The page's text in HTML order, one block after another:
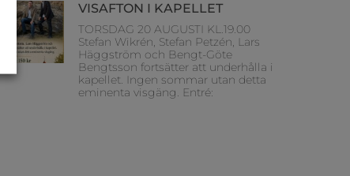
VISAFTON I KAPELLET
TORSDAG 20 AUGUSTI KL.19.00
Stefan Wikrén, Stefan Petzén, Lars
Häggström och Bengt-Göte
Bengtsson fortsätter att underhålla i
kapellet. Ingen sommar utan detta
eminenta visgäng. Entré: